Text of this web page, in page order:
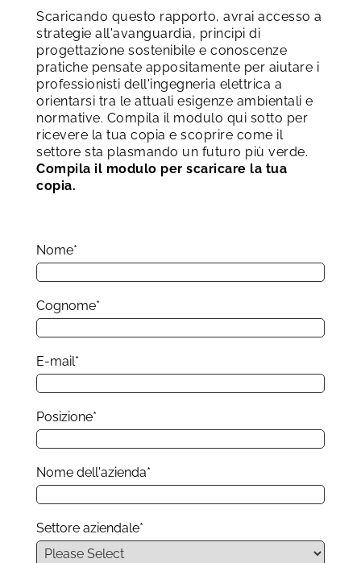
Scaricando questo rapporto, avrai accesso a
strategie all'avanguardia, principi di
progettazione sostenibile e conoscenze
pratiche pensate appositamente per aiutare i
professionisti dell'ingegneria elettrica a
orientarsi tra le attuali esigenze ambientali e
normative. Compila il modulo qui sotto per
ricevere la tua copia e scoprire come il
settore sta plasmando un futuro più verde.
Compila il modulo per scaricare la tua
copia.
Nome*
Cognome*
E-mail*
Posizione*
Nome dell'azienda*
Settore aziendale*